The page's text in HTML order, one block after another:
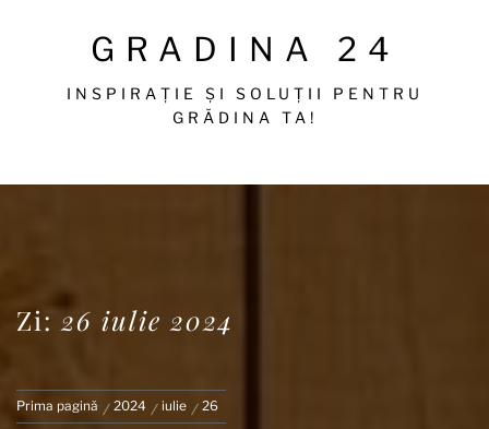
GRADINA 24
INSPIRAȚIE ȘI SOLUȚII PENTRU
GRĂDINA TA!
Zi: 26 iulie 2024
Prima pagină 2024 iulie 26